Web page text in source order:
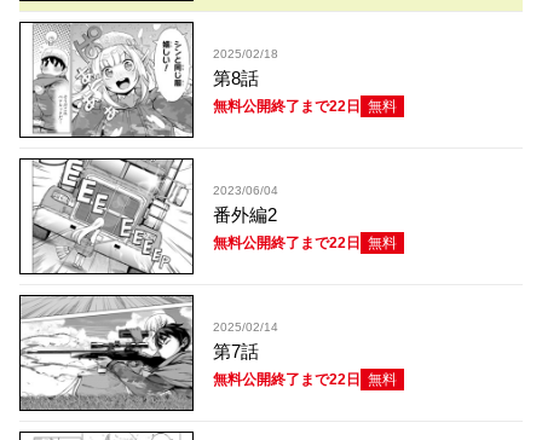
2025/02/18
第8話
無料公開終了まで22日 無料
2023/06/04
番外編2
無料公開終了まで22日 無料
2025/02/14
第7話
無料公開終了まで22日 無料